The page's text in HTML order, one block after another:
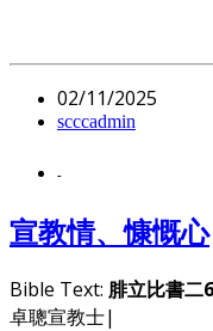
02/11/2025
scccadmin
-
宣教情、慷慨心
Bible Text: 腓立比書二
卓聰宣教士|